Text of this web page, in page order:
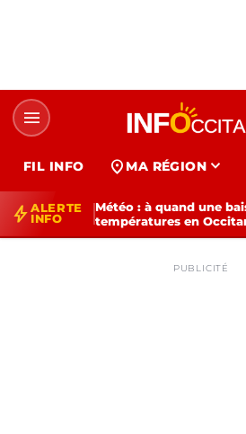
menu
FIL INFO location_on MA RÉGION expand_more
bolt ALERTE
INFO
Météo : à quand une
températures en
PUBLICITÉ